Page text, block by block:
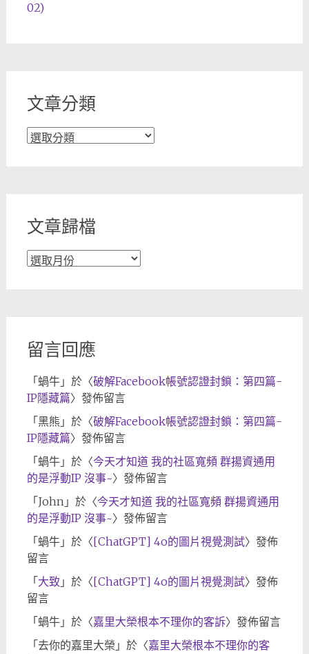
02)
文章分類
文
文章歸檔
文
留言回應
「 蝸牛」於〈破解Facebook帳號認證封鎖：第四篇-
IP隱藏篇〉發佈留言
「 黑熊 」於〈破解Facebook帳號認證封鎖：第四篇-
IP隱藏篇〉發佈留言
「 蝸牛」於〈今天才知道 我的社區寬頻 群揚資通用
的是浮動IP 沒事~〉發佈留言
「 John」於〈今天才知道 我的社區寬頻 群揚資通用
的是浮動IP 沒事~〉發佈留言
「 蝸牛」於〈[ChatGPT] 4o的圖片視覺測試〉發佈
留言
「 大致 」於〈[ChatGPT] 4o的圖片視覺測試〉發佈
留言
「 蝸牛」於〈嘉里大榮根本不理你的客訴〉發佈留言
「 去你的嘉里大榮 」於〈嘉里大榮根本不理你的客